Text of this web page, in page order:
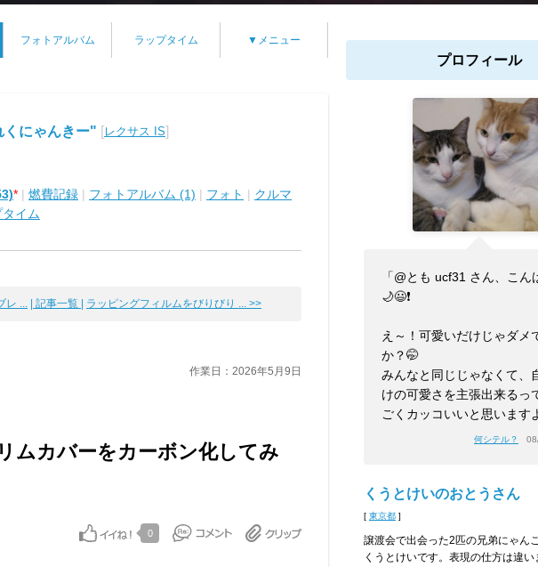
フォトアルバム ラップタイム ▼メニュー
くにゃんきー" [レクサス IS]
* | 燃費記録 | フォトアルバム (1) | フォト | クルマ
イム
レ ... | 記事一覧 | ラッピングフィルムをびりびり ... >>
作業日：2026年5月9日
ムカバーをカーボン化してみ
0
プロフィール
「@とも ucf31 さん、こん
🌙😃❗
え～！可愛いだけじゃダメ
か？🤭
みんなと同じじゃなくて、
けの可愛さを主張出来るっ
ごくカッコいいと思います
何シテル？
くうとけいのおとうさん
[ 東京都 ]
譲渡会で出会った2匹の兄弟にゃん
くうとけいです。表現の仕方は違い